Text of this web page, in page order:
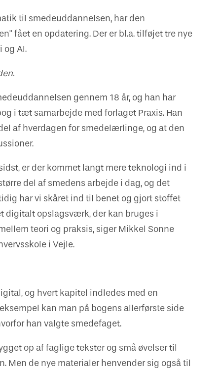
til smedeuddannelsen, har den
fået en opdatering. Der er bl.a. tilføjet tre nye
AI.
gennem 18 år, og han har
i tæt samarbejde med forlaget Praxis. Han
af hverdagen for smedelærlinge, og at den
er der kommet langt mere teknologi ind i
del af smedens arbejde i dag, og det
har vi skåret ind til benet og gjort stoffet
digitalt opslagsværk, der kan bruges i
teori og praksis, siger Mikkel Sonne
i Vejle.
og hvert kapitel indledes med en
kan man på bogens allerførste side
han valgte smedefaget.
op af faglige tekster og små øvelser til
de nye materialer henvender sig også til